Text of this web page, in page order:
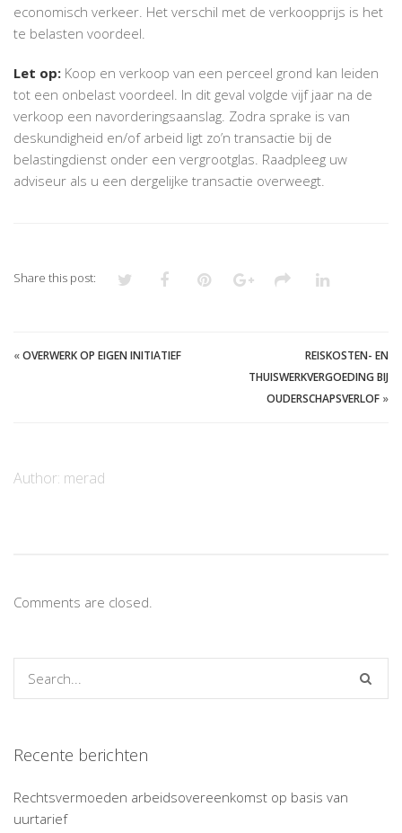
economisch verkeer. Het verschil met de verkoopprijs is het
te belasten voordeel.
Let op: Koop en verkoop van een perceel grond kan leiden
tot een onbelast voordeel. In dit geval volgde vijf jaar na de
verkoop een navorderingsaanslag. Zodra sprake is van
deskundigheid en/of arbeid ligt zo’n transactie bij de
belastingdienst onder een vergrootglas. Raadpleeg uw
adviseur als u een dergelijke transactie overweegt.
Share this post:
«OVERWERK OP EIGEN INITIATIEF
REISKOSTEN- EN
THUISWERKVERGOEDING BIJ
OUDERSCHAPSVERLOF »
Author: merad
Comments are closed.
Recente berichten
Rechtsvermoeden arbeidsovereenkomst op basis van
uurtarief